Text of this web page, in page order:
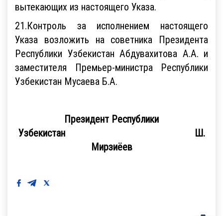
вытекающих из настоящего Указа.
21.Контроль за исполнением настоящего
Указа возложить на советника Президента
Республики Узбекистан Абдувахитова А.А. и
заместителя Премьер-министра Республики
Узбекистан Мусаева Б.А.
Президент Республики
Узбекистан Ш.
Мирзиёев